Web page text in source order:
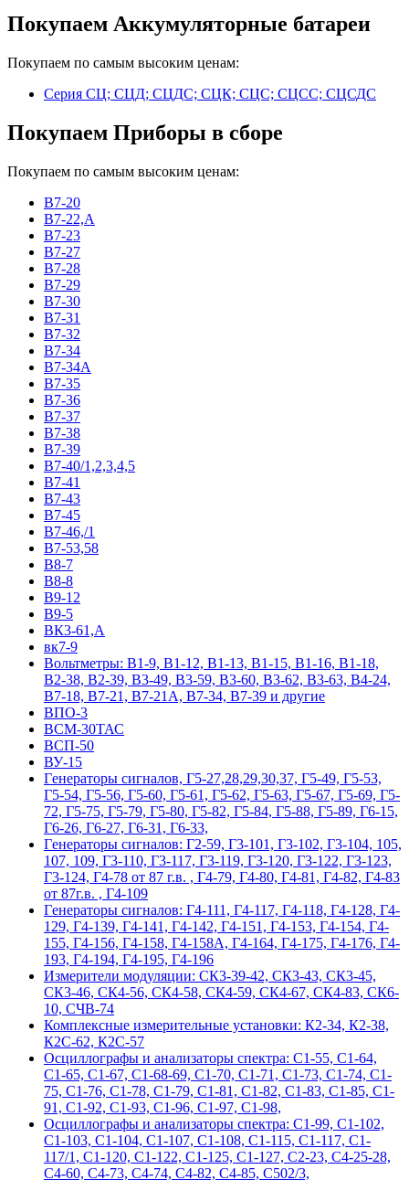
Покупаем Аккумуляторные батареи
Покупаем по самым высоким ценам:
Серия СЦ; СЦД; СЦДС; СЦК; СЦС; СЦСС; СЦСДС
Покупаем Приборы в сборе
Покупаем по самым высоким ценам:
В7-20
В7-22,А
В7-23
В7-27
В7-28
В7-29
В7-30
В7-31
В7-32
В7-34
В7-34А
В7-35
В7-36
В7-37
В7-38
В7-39
В7-40/1,2,3,4,5
В7-41
В7-43
В7-45
В7-46,/1
В7-53,58
В8-7
В8-8
В9-12
В9-5
ВК3-61,А
вк7-9
Вольтметры: В1-9, В1-12, В1-13, В1-15, В1-16, В1-18,
В2-38, В2-39, В3-49, В3-59, В3-60, В3-62, В3-63, В4-24,
В7-18, В7-21, В7-21А, В7-34, В7-39 и другие
ВПО-3
ВСМ-30ТАС
ВСП-50
ВУ-15
Гeнepaтopы cигнaлoв, Г5-27,28,29,30,37, Г5-49, Г5-53,
Г5-54, Г5-56, Г5-60, Г5-61, Г5-62, Г5-63, Г5-67, Г5-69, Г5-
72, Г5-75, Г5-79, Г5-80, Г5-82, Г5-84, Г5-88, Г5-89, Г6-15,
Г6-26, Г6-27, Г6-31, Г6-33,
Гeнepaтopы cигнaлoв: Г2-59, Г3-101, Г3-102, Г3-104, 105,
107, 109, Г3-110, Г3-117, Г3-119, Г3-120, Г3-122, Г3-123,
Г3-124, Г4-78 от 87 г.в. , Г4-79, Г4-80, Г4-81, Г4-82, Г4-83
от 87г.в. , Г4-109
Гeнepaтopы cигнaлoв: Г4-111, Г4-117, Г4-118, Г4-128, Г4-
129, Г4-139, Г4-141, Г4-142, Г4-151, Г4-153, Г4-154, Г4-
155, Г4-156, Г4-158, Г4-158А, Г4-164, Г4-175, Г4-176, Г4-
193, Г4-194, Г4-195, Г4-196
Измерители модуляции: СК3-39-42, СК3-43, СК3-45,
СК3-46, СК4-56, СК4-58, СК4-59, СК4-67, СК4-83, СК6-
10, СЧВ-74
Комплексные измерительные установки: К2-34, К2-38,
К2С-62, К2С-57
Осциллографы и анализаторы спектра: С1-55, С1-64,
С1-65, С1-67, С1-68-69, С1-70, С1-71, С1-73, С1-74, С1-
75, С1-76, С1-78, С1-79, С1-81, С1-82, С1-83, С1-85, С1-
91, С1-92, С1-93, С1-96, С1-97, С1-98,
Осциллографы и анализаторы спектра: С1-99, С1-102,
С1-103, С1-104, С1-107, С1-108, С1-115, С1-117, С1-
117/1, С1-120, С1-122, С1-125, С1-127, С2-23, С4-25-28,
С4-60, С4-73, С4-74, С4-82, С4-85, С502/3,